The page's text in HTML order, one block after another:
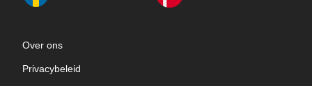
Over ons
Privacybeleid